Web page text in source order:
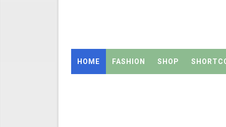
இராணிப்பேட்டை:
அரசு உதவிபெறும் பள்ளி
HOME FASHION SHOP